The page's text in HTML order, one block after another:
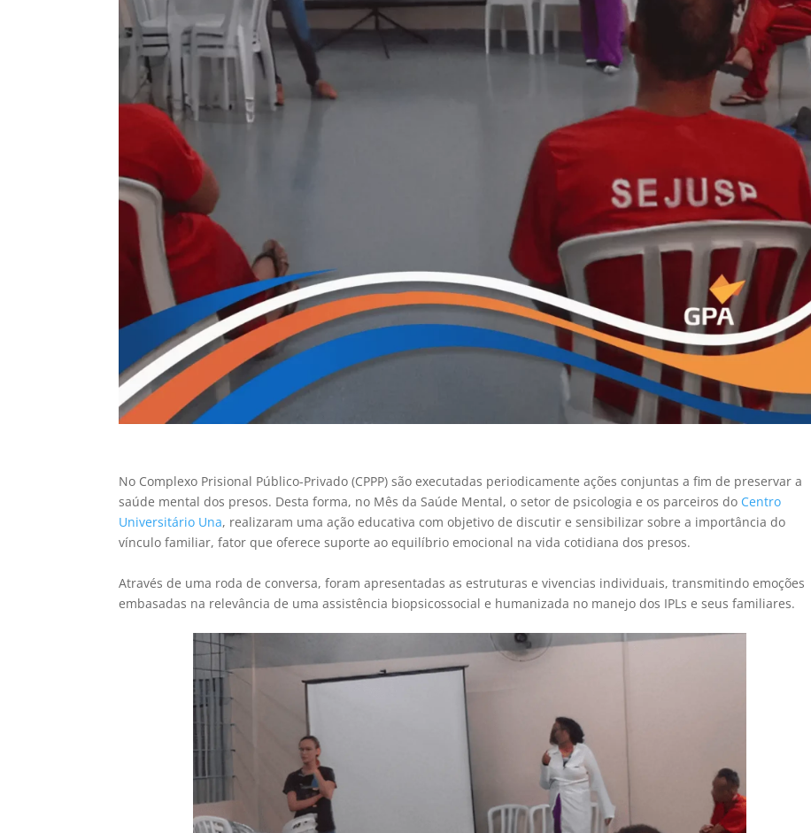
No Complexo Prisional Público-Privado (CPPP) são executadas periodicamente ações conjuntas a fim de preservar a
saúde mental dos presos. Desta forma, no Mês da Saúde Mental, o setor de psicologia e os parceiros do Centro
Universitário Una, realizaram uma ação educativa com objetivo de discutir e sensibilizar sobre a importância do
vínculo familiar, fator que oferece suporte ao equilíbrio emocional na vida cotidiana dos presos.
Através de uma roda de conversa, foram apresentadas as estruturas e vivencias individuais, transmitindo emoções
embasadas na relevância de uma assistência biopsicossocial e humanizada no manejo dos IPLs e seus familiares.